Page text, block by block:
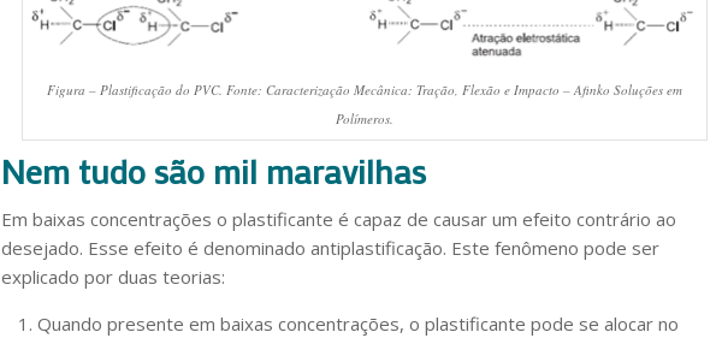
Figura – Plastificação do PVC. Fonte: Caracterização Mecânica: Tração, Flexão e Impacto – Afinko Soluções em
Polímeros.
Nem tudo são mil maravilhas
Em baixas concentrações o plastificante é capaz de causar um efeito contrário ao
desejado. Esse efeito é denominado antiplastificação. Este fenômeno pode ser
explicado por duas teorias:
Quando presente em baixas concentrações, o plastificante pode se alocar no